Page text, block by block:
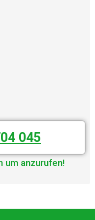
045
um anzurufen!